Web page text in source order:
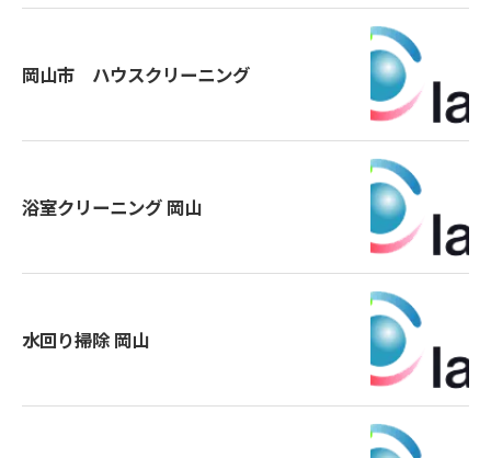
岡山市 ハウスクリーニング
浴室クリーニング 岡山
水回り掃除 岡山